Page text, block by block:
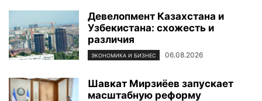
Девелопмент Казахстана и
Узбекистана: схожесть и
различия
ЭКОНОМИКА И БИЗНЕС 06.08.2026
Шавкат Мирзиёев запускает
масштабную реформу